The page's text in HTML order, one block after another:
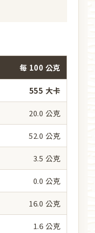
每 100 公克
555 大卡
20.0 公克
52.0 公克
3.5 公克
0.0 公克
16.0 公克
1.6 公克